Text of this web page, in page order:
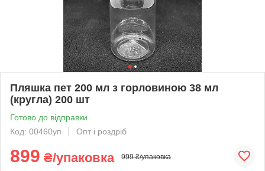
Пляшка пет 200 мл з горловиною 38 мл
(кругла) 200 шт
Готово до відправки
Код: 00460уп
Опт і роздріб
899 ₴/упаковка 999 ₴/упаковка